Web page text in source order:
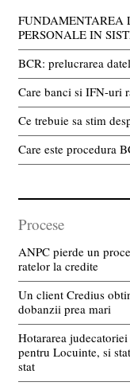
FUNDAMENTAREA
PERSONALE IN
BCR: prelucrarea
Care banci si IFN-uri
Ce trebuie sa stim
Care este procedura
Procese
ANPC pierde un
ratelor la credite
Un client Credius
dobanzii prea mari
Hotararea
pentru Locuinte, si
stat